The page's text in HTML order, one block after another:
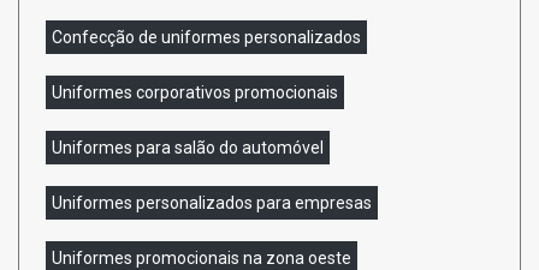
Confecção de uniformes personalizados
Uniformes corporativos promocionais
Uniformes para salão do automóvel
Uniformes personalizados para empresas
Uniformes promocionais na zona oeste